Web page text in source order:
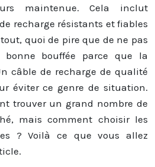
maintenue. Cela inclut
recharge résistants et fiables
quoi de pire que de ne pas
bonne bouffée parce que la
câble de recharge de qualité
éviter ce genre de situation.
trouver un grand nombre de
mais comment choisir les
? Voilà ce que vous allez